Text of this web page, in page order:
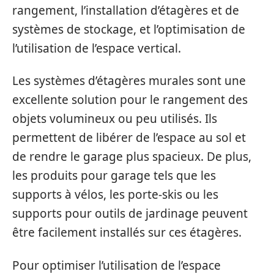
rangement, l’installation d’étagères et de
systèmes de stockage, et l’optimisation de
l’utilisation de l’espace vertical.
Les systèmes d’étagères murales sont une
excellente solution pour le rangement des
objets volumineux ou peu utilisés. Ils
permettent de libérer de l’espace au sol et
de rendre le garage plus spacieux. De plus,
les produits pour garage tels que les
supports à vélos, les porte-skis ou les
supports pour outils de jardinage peuvent
être facilement installés sur ces étagères.
Pour optimiser l’utilisation de l’espace